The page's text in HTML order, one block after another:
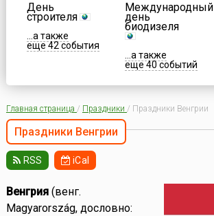
День
строителя
...а также
еще 42 события
Международный
день
биодизеля
...а также
еще 40 событий
Главная страница / Праздники / Праздники Венгрии
Праздники Венгрии
RSS iCal
Венгрия(венг.
Magyarország, дословно: